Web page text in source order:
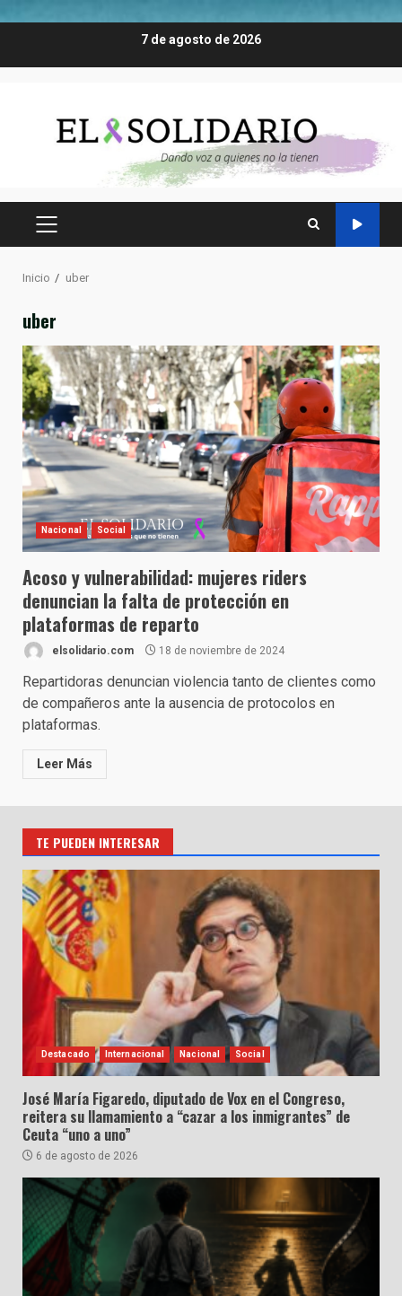
7 de agosto de 2026
MENÚ
Inicio uber
uber
Nacional Social
Acoso y vulnerabilidad: mujeres riders
denuncian la falta de protección en
plataformas de reparto
elsolidario.com 18 de noviembre de 2024
Repartidoras denuncian violencia tanto de clientes como
de compañeros ante la ausencia de protocolos en
plataformas.
Leer Más
TE PUEDEN INTERESAR
Destacado Internacional Nacional Social
José María Figaredo, diputado de Vox en el Congreso,
reitera su llamamiento a “cazar a los inmigrantes” de
Ceuta “uno a uno”
6 de agosto de 2026